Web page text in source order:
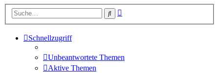
Suche
Schnellzugriff
Unbeantwortete Themen
Aktive Themen